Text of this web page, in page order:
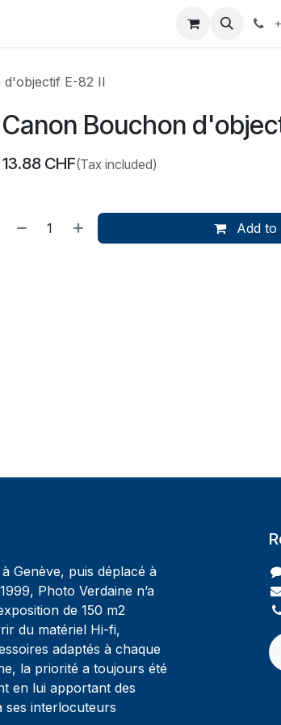
Contactez-nous
E-82 II
Canon Bouchon
13.88CHF(Tax included)
Add
Genève, puis déplacé à
Photo Verdaine n’a
de 150 m2
du matériel Hi-fi,
adaptés à chaque
la priorité a toujours été
en lui apportant des
ses interlocuteurs